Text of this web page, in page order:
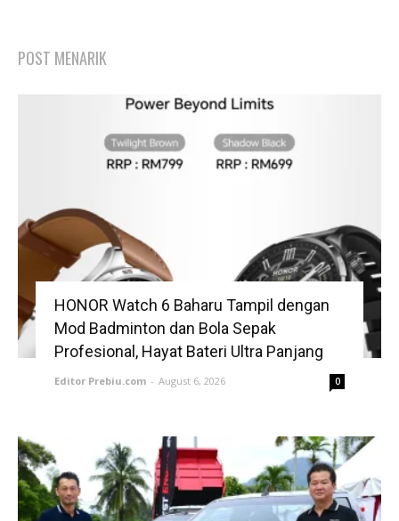
POST MENARIK
HONOR Watch 6 Baharu Tampil dengan
Mod Badminton dan Bola Sepak
Profesional, Hayat Bateri Ultra Panjang
Editor Prebiu.com - August 6, 2026 0